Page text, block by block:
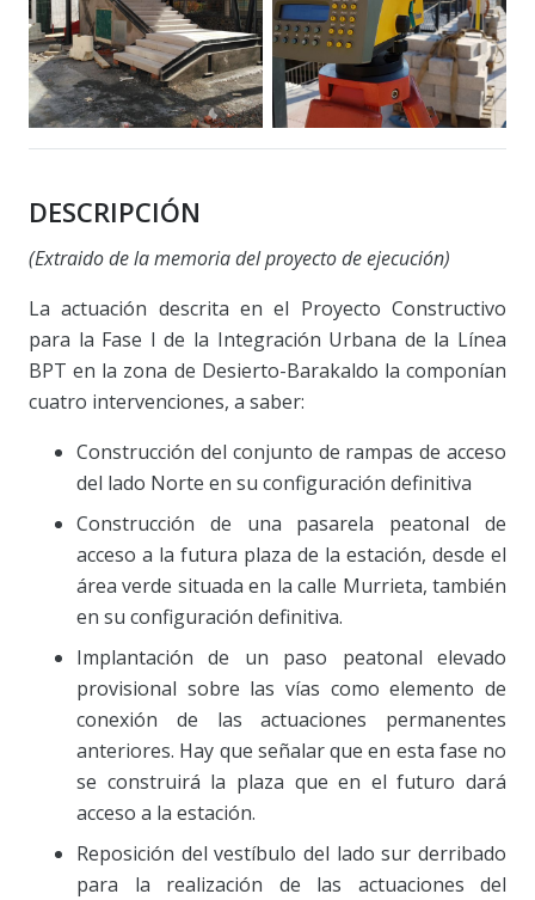
DESCRIPCIÓN
(Extraido de la memoria del proyecto de ejecución)
La actuación descrita en el Proyecto Constructivo
para la Fase I de la Integración Urbana de la Línea
BPT en la zona de Desierto-Barakaldo la componían
cuatro intervenciones, a saber:
Construcción del conjunto de rampas de acceso
del lado Norte en su configuración definitiva
Construcción de una pasarela peatonal de
acceso a la futura plaza de la estación, desde el
área verde situada en la calle Murrieta, también
en su configuración definitiva.
Implantación de un paso peatonal elevado
provisional sobre las vías como elemento de
conexión de las actuaciones permanentes
anteriores. Hay que señalar que en esta fase no
se construirá la plaza que en el futuro dará
acceso a la estación.
Reposición del vestíbulo del lado sur derribado
para la realización de las actuaciones del